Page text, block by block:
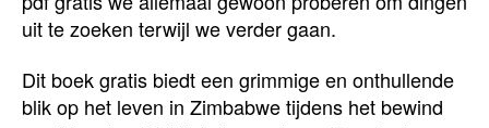
uit te zoeken terwijl we verder gaan.
Dit boek gratis biedt een grimmige en onthullende
blik op het leven in Zimbabwe tijdens het bewind